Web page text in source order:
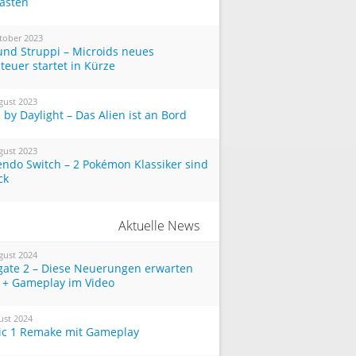
2023
Struppi – Microids neues
startet in Kürze
2023
by Daylight – Das Alien ist an Bord
2023
Switch – 2 Pokémon Klassiker sind
Aktuelle News
2024
2 – Diese Neuerungen erwarten
Gameplay im Video
2024
1 Remake mit Gameplay